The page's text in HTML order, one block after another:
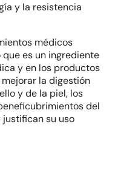
y la resistencia
médicos
es un ingrediente
y en los productos
la digestión
y de la piel, los
del
su uso